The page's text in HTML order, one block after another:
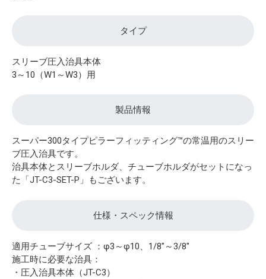
タイプ
スリーブ圧入治具本体
3～10（W1～W3）用
製品情報
スーパー300タイプピラーフィッティング™の常温用のスリー
ブ圧入治具です。
治具本体とスリーブホルダ、チューブホルダがセットになっ
た「JT-C3-SET-P」もございます。
仕様・スペック情報
適用チューブサイズ ：φ3～φ10、1/8"～3/8"
施工時に必要な治具：
・圧入治具本体（JT-C3）